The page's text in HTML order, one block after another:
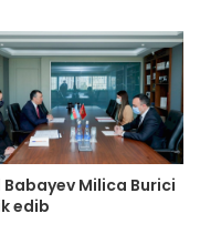
Babayev Milica Burici
edib